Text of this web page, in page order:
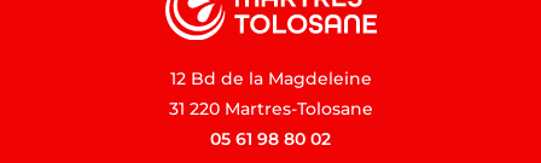
12 Bd de la Magdeleine
31 220 Martres-Tolosane
05 61 98 80 02